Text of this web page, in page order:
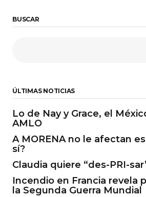
BUSCAR
ÚLTIMAS NOTICIAS
Lo de Nay y Grace, el
AMLO
A MORENA no le afectan
sí?
Claudia quiere “des-PRI-
Incendio en Francia revela
la Segunda Guerra Mundial